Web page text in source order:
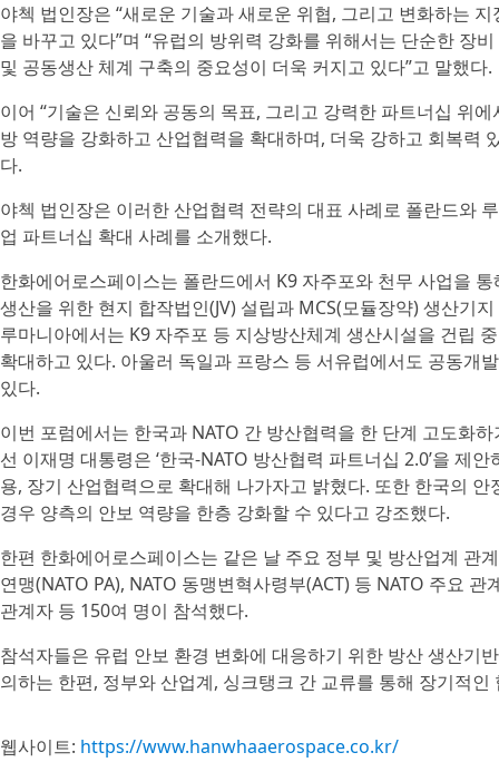
야첵 법인장은 “새로운 기술과 새로운 위협, 그리고 변화하는
을 바꾸고 있다”며 “유럽의 방위력 강화를 위해서는 단순한 장
및 공동생산 체계 구축의 중요성이 더욱 커지고 있다”고 말했다.
이어 “기술은 신뢰와 공동의 목표, 그리고 강력한 파트너십 위
방 역량을 강화하고 산업협력을 확대하며, 더욱 강하고 회복력
다.
야첵 법인장은 이러한 산업협력 전략의 대표 사례로 폴란드와
업 파트너십 확대 사례를 소개했다.
한화에어로스페이스는 폴란드에서 K9 자주포와 천무 사업을
생산을 위한 현지 합작법인(JV) 설립과 MCS(모듈장약) 생산기
루마니아에서는 K9 자주포 등 지상방산체계 생산시설을 건립
확대하고 있다. 아울러 독일과 프랑스 등 서유럽에서도 공동개
있다.
이번 포럼에서는 한국과 NATO 간 방산협력을 한 단계 고도화
선 이재명 대통령은 ‘한국-NATO 방산협력 파트너십 2.0’을 제
용, 장기 산업협력으로 확대해 나가자고 밝혔다. 또한 한국의
경우 양측의 안보 역량을 한층 강화할 수 있다고 강조했다.
한편 한화에어로스페이스는 같은 날 주요 정부 및 방산업계 관
연맹(NATO PA), NATO 동맹변혁사령부(ACT) 등 NATO 주요
관계자 등 150여 명이 참석했다.
참석자들은 유럽 안보 환경 변화에 대응하기 위한 방산 생산기
의하는 한편, 정부와 산업계, 싱크탱크 간 교류를 통해 장기적
웹사이트: https://www.hanwhaaerospace.co.kr/